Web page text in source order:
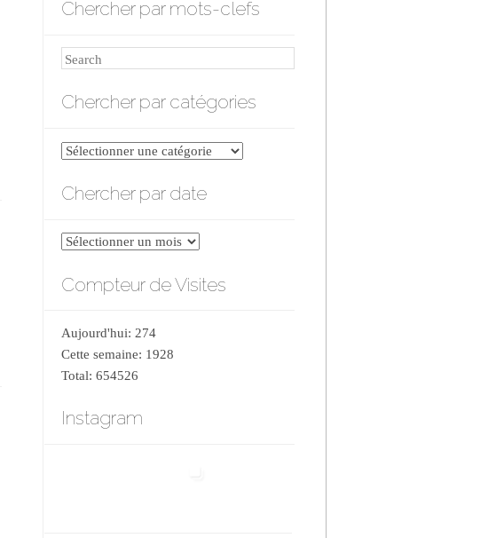
Chercher par mots-clefs
Search
Chercher par catégories
Chercher
catégories
Chercher par date
Chercher
date
Compteur de Visites
Aujourd'hui: 274
Cette semaine: 1928
Total: 654526
Instagram